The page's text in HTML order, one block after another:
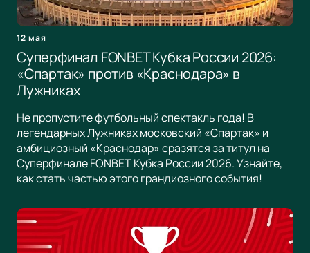
12 мая
Суперфинал FONBET Кубка России 2026:
«Спартак» против «Краснодара» в
Лужниках
Не пропустите футбольный спектакль года! В
легендарных Лужниках московский «Спартак» и
амбициозный «Краснодар» сразятся за титул на
Суперфинале FONBET Кубка России 2026. Узнайте,
как стать частью этого грандиозного события!